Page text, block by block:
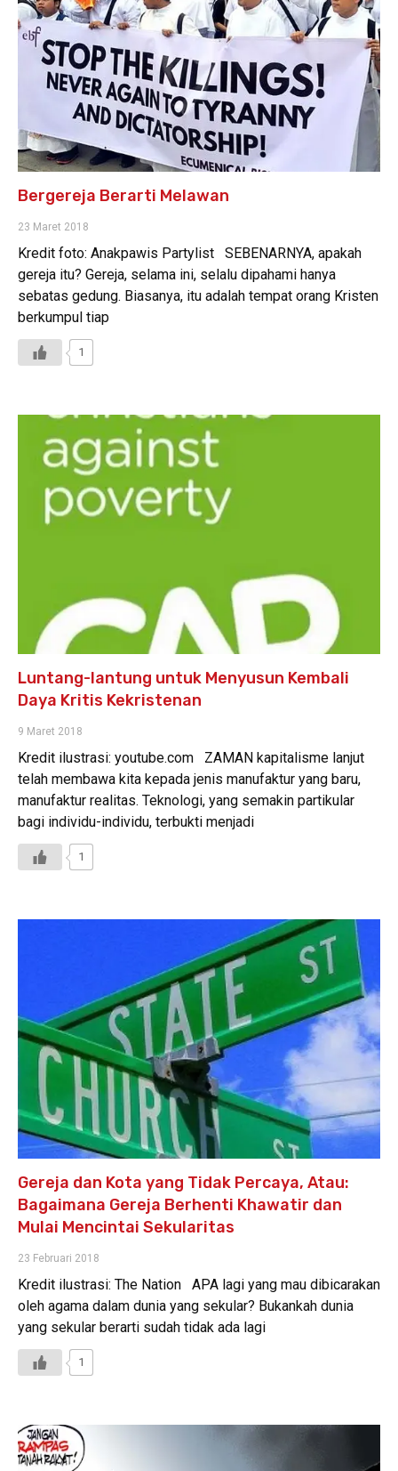
Bergereja Berarti Melawan
23 Maret 2018
Kredit foto: Anakpawis Partylist SEBENARNYA, apakah
gereja itu? Gereja, selama ini, selalu dipahami hanya
sebatas gedung. Biasanya, itu adalah tempat orang Kristen
berkumpul tiap
1
Luntang-lantung untuk Menyusun Kembali
Daya Kritis Kekristenan
9 Maret 2018
Kredit ilustrasi: youtube.com ZAMAN kapitalisme lanjut
telah membawa kita kepada jenis manufaktur yang baru,
manufaktur realitas. Teknologi, yang semakin partikular
bagi individu-individu, terbukti menjadi
1
Gereja dan Kota yang Tidak Percaya, Atau:
Bagaimana Gereja Berhenti Khawatir dan
Mulai Mencintai Sekularitas
23 Februari 2018
Kredit ilustrasi: The Nation APA lagi yang mau dibicarakan
oleh agama dalam dunia yang sekular? Bukankah dunia
yang sekular berarti sudah tidak ada lagi
1